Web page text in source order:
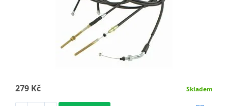
279 Kč Skladem